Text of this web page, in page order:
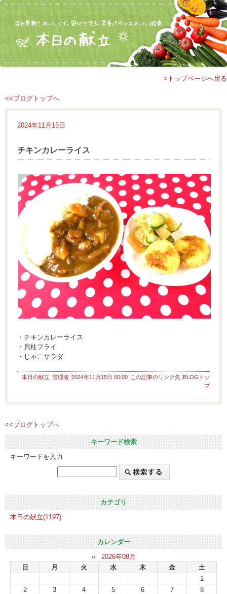
>トップページへ戻る
<<ブログトップへ
2024年11月15日
チキンカレーライス
・チキンカレーライス
・貝柱フライ
・じゃこサラダ
本日の献立 管理者 2024年11月15日 00:00 この記事のリンク先 BLOGトッ
プ
<<ブログトップへ
キーワード検索
キーワードを入力
カテゴリ
本日の献立(1197)
カレンダー
«
2026年08月
日
月 火 水 木 金
土
1
2
3 4 5 6 7
8